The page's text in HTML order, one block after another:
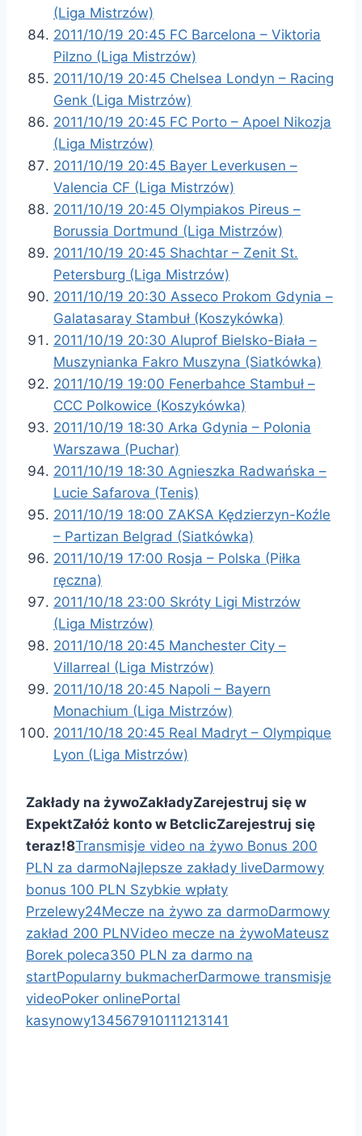
(Liga Mistrzów)
2011/10/19 20:45 FC Barcelona – Viktoria
Pilzno (Liga Mistrzów)
2011/10/19 20:45 Chelsea Londyn – Racing
Genk (Liga Mistrzów)
2011/10/19 20:45 FC Porto – Apoel Nikozja
(Liga Mistrzów)
2011/10/19 20:45 Bayer Leverkusen –
Valencia CF (Liga Mistrzów)
2011/10/19 20:45 Olympiakos Pireus –
Borussia Dortmund (Liga Mistrzów)
2011/10/19 20:45 Shachtar – Zenit St.
Petersburg (Liga Mistrzów)
2011/10/19 20:30 Asseco Prokom Gdynia –
Galatasaray Stambuł (Koszykówka)
2011/10/19 20:30 Aluprof Bielsko-Biała –
Muszynianka Fakro Muszyna (Siatkówka)
2011/10/19 19:00 Fenerbahce Stambuł –
CCC Polkowice (Koszykówka)
2011/10/19 18:30 Arka Gdynia – Polonia
Warszawa (Puchar)
2011/10/19 18:30 Agnieszka Radwańska –
Lucie Safarova (Tenis)
2011/10/19 18:00 ZAKSA Kędzierzyn-Koźle
– Partizan Belgrad (Siatkówka)
2011/10/19 17:00 Rosja – Polska (Piłka
ręczna)
2011/10/18 23:00 Skróty Ligi Mistrzów
(Liga Mistrzów)
2011/10/18 20:45 Manchester City –
Villarreal (Liga Mistrzów)
2011/10/18 20:45 Napoli – Bayern
Monachium (Liga Mistrzów)
2011/10/18 20:45 Real Madryt – Olympique
Lyon (Liga Mistrzów)
Zakłady na żywoZakładyZarejestruj się w
ExpektZałóż konto w BetclicZarejestruj się
teraz!8Transmisje video na żywo Bonus 200
PLN za darmoNajlepsze zakłady liveDarmowy
bonus 100 PLN Szybkie wpłaty
Przelewy24Mecze na żywo za darmoDarmowy
zakład 200 PLNVideo mecze na żywoMateusz
Borek poleca350 PLN za darmo na
startPopularny bukmacherDarmowe transmisje
videoPoker onlinePortal
kasynowy134567910111213141